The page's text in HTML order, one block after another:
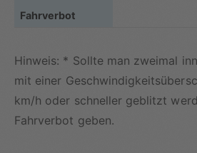
Hinweis: * Sollte man zweimal
mit einer
km/h oder schneller geblitzt
Fahrverbot geben.